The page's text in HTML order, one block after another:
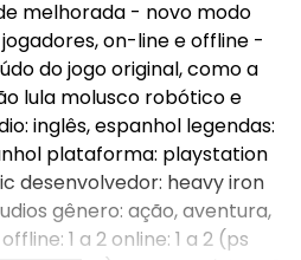
melhorada - novo modo
on-line e offline -
do jogo original, como a
lula molusco robótico e
inglês, espanhol legendas:
plataforma: playstation
desenvolvedor: heavy iron
gênero: ação, aventura,
1 a 2 online: 1 a 2 (ps